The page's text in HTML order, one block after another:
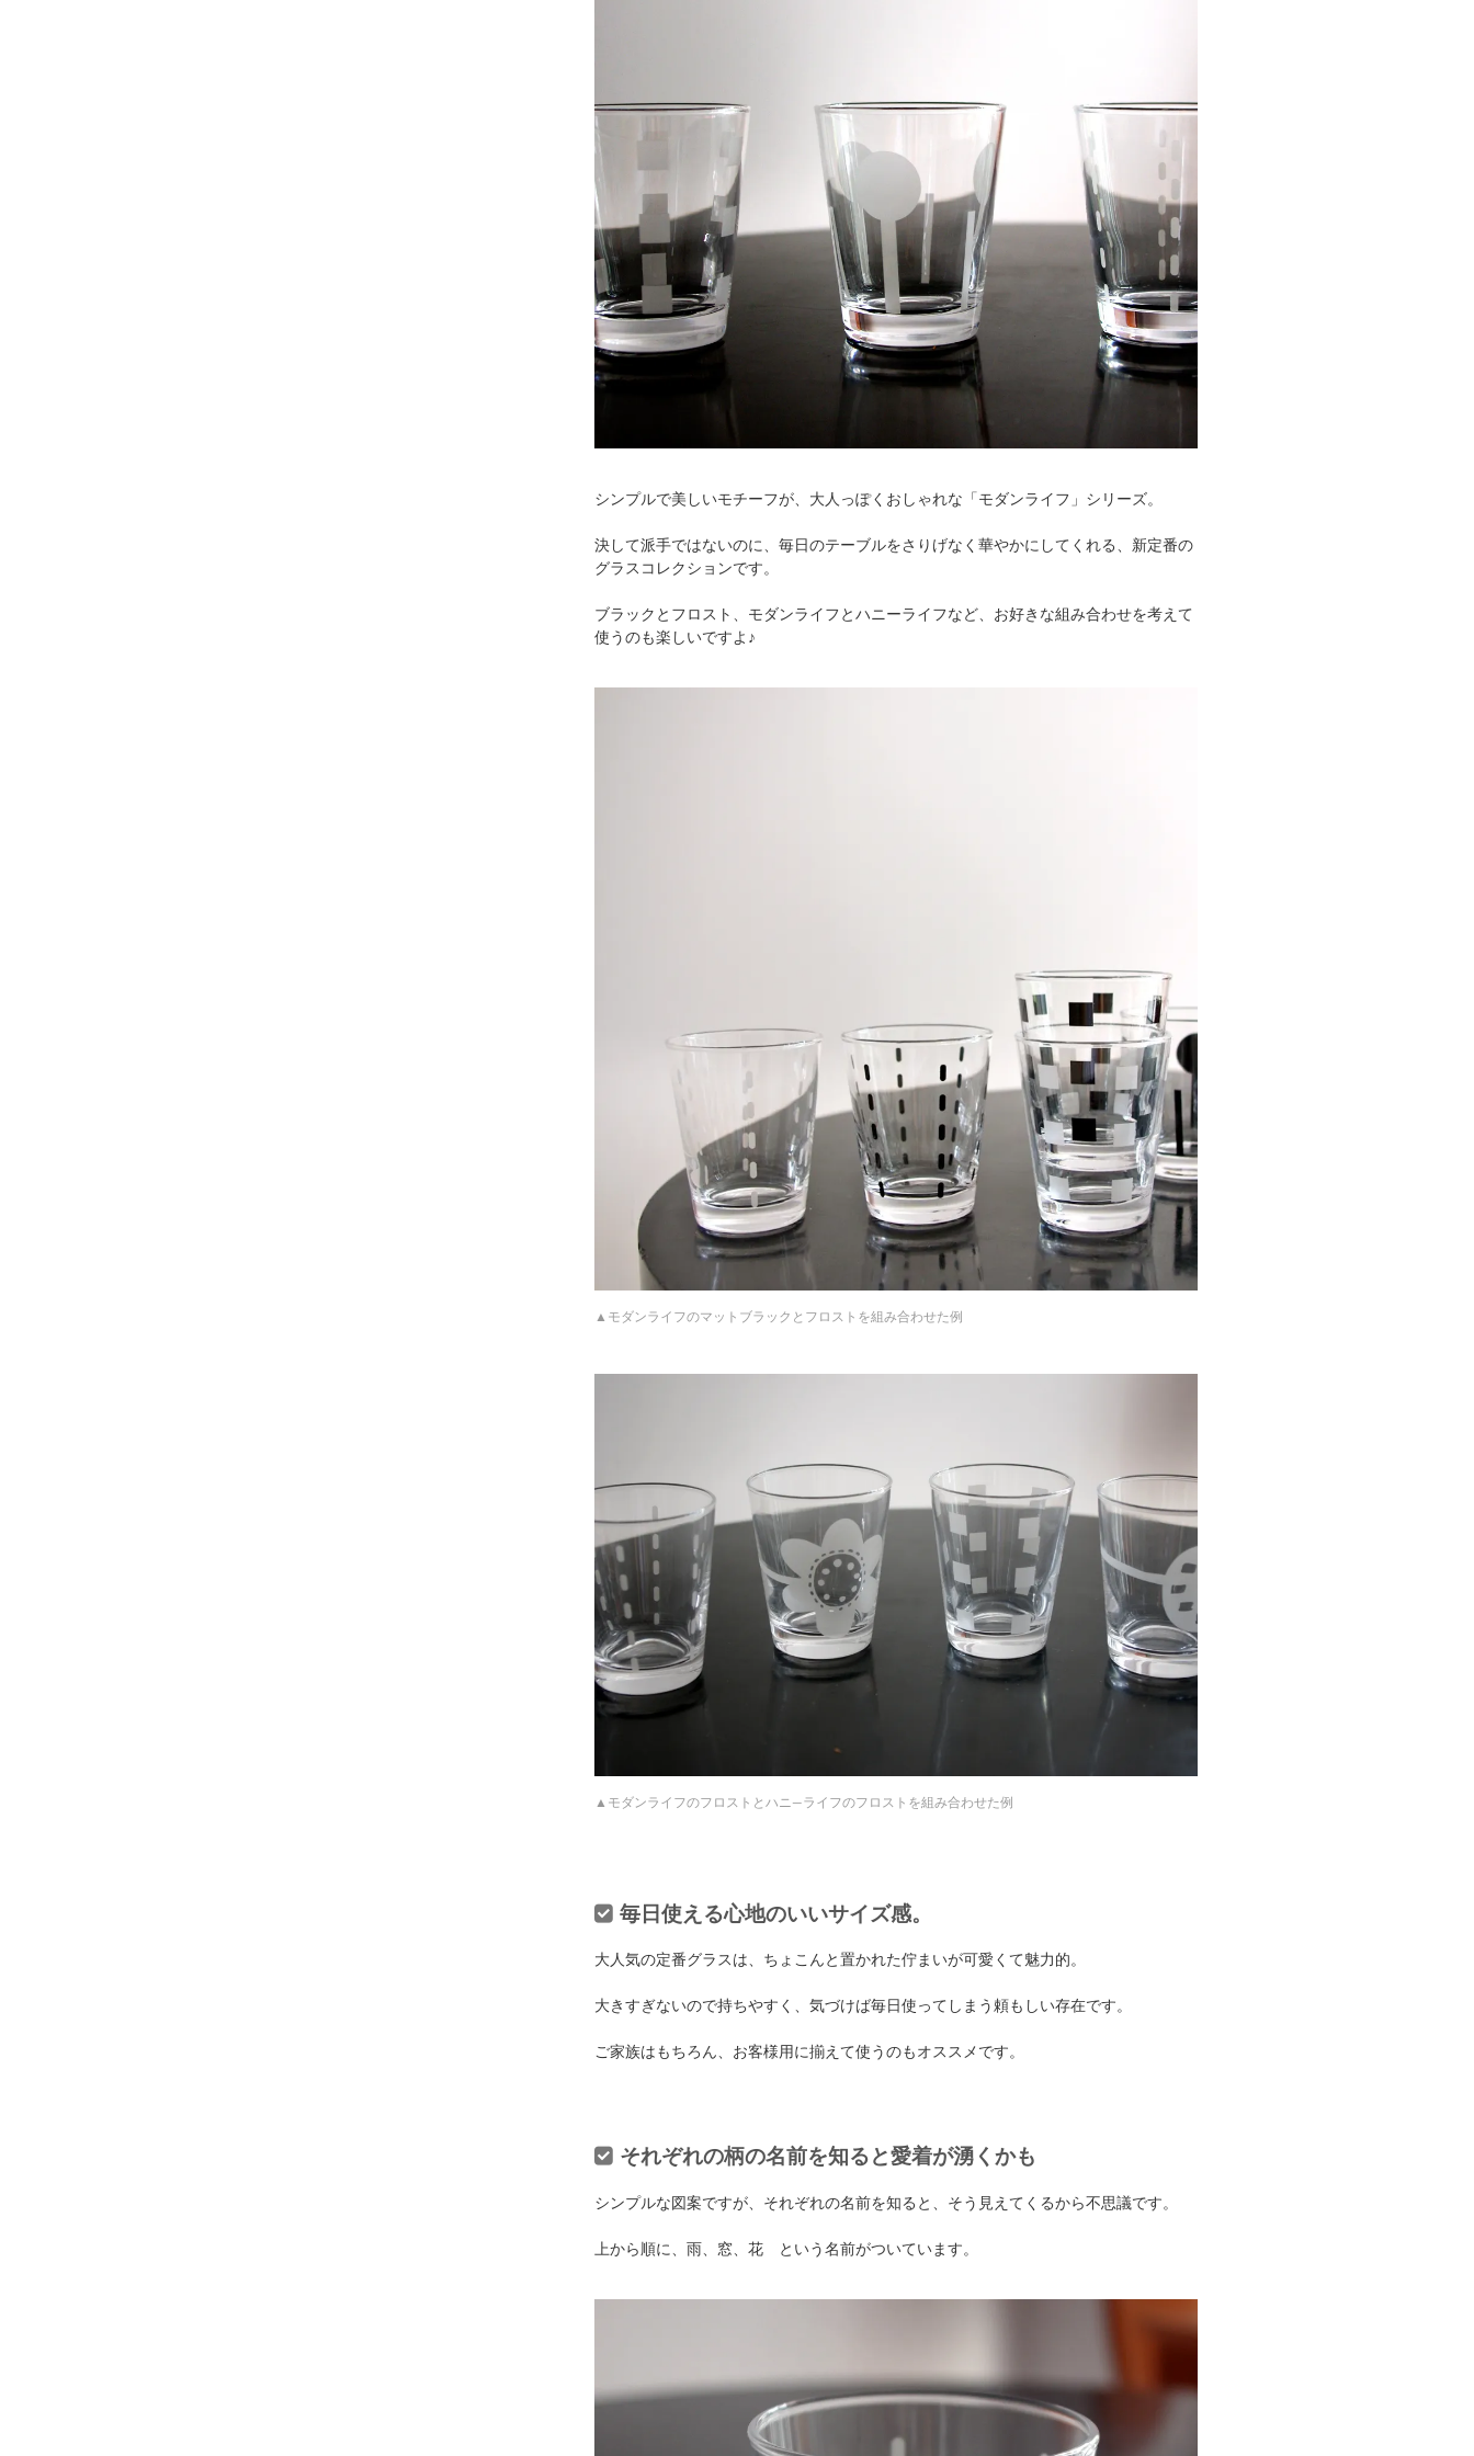
シンプルで美しいモチーフが、大人っぽくおしゃれな「モダンライフ」シリーズ。
決して派手ではないのに、毎日のテーブルをさりげなく華やかにしてくれる、新定番の
グラスコレクションです。
ブラックとフロスト、モダンライフとハニーライフなど、お好きな組み合わせを考えて
使うのも楽しいですよ♪
モダンライフのマットブラックとフロストを組み合わせた例
モダンライフのフロストとハニ―ライフのフロストを組み合わせた例
毎日使える心地のいいサイズ感。
大人気の定番グラスは、ちょこんと置かれた佇まいが可愛くて魅力的。
大きすぎないので持ちやすく、気づけば毎日使ってしまう頼もしい存在です。
ご家族はもちろん、お客様用に揃えて使うのもオススメです。
それぞれの柄の名前を知ると愛着が湧くかも
シンプルな図案ですが、それぞれの名前を知ると、そう見えてくるから不思議です。
上から順に、雨、窓、花 という名前がついています。